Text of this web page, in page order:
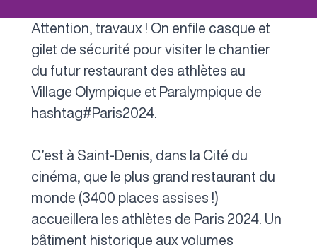
Attention, travaux ! On enfile casque et
gilet de sécurité pour visiter le chantier
du futur restaurant des athlètes au
Village Olympique et Paralympique de
hashtag#Paris2024.
C’est à Saint-Denis, dans la Cité du
cinéma, que le plus grand restaurant du
monde (3400 places assises !)
accueillera les athlètes de Paris 2024. Un
bâtiment historique aux volumes